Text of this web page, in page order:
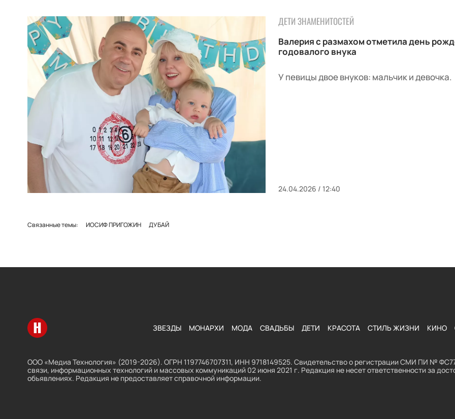
ДЕТИ ЗНАМЕНИТОСТЕЙ
Валерия с размахом отметила день
годовалого внука
У певицы двое внуков: мальчик и девочка.
24.04.2026 / 12:40
Связанные темы: ИОСИФ ПРИГОЖИН ДУБАЙ
Перейти на главную ЗВЕЗДЫ МОНАРХИ МОДА СВАДЬБЫ ДЕТИ КРАСОТА СТИЛЬ ЖИЗНИ КИНО
ООО «Медиа Технология» (2019-2026). ОГРН 1197746707311, ИНН 9718149525. Свидетельство о регистрации СМИ ПИ №
связи, информационных технологий и массовых коммуникаций 02 июня 2021 г. Редакция не несет ответственности за
объявлениях. Редакция не предоставляет справочной информации.